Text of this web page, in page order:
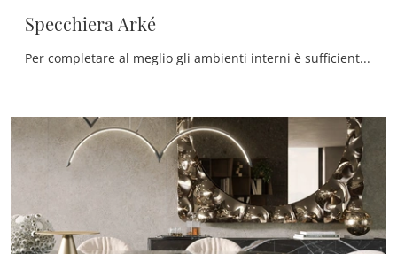
Specchiera Arké
Per completare al meglio gli ambienti interni è sufficiente una nota di stile da conseguire inserendo in mezzo ai restanti pezzi d'arredo alcuni ...